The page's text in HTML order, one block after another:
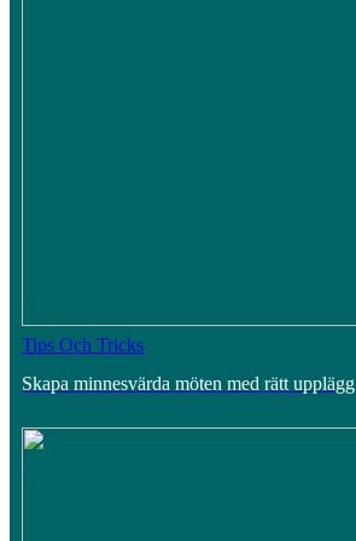
Tips Och Tricks
Skapa minnesvärda möten med rätt upplägg